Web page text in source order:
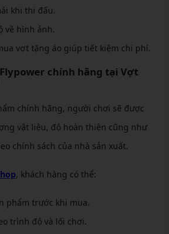
khi thi đấu.
về hình ảnh.
vợt tặng áo giúp tiết kiệm chi phí.
chính hãng tại Vợt
chính hãng, người chơi sẽ được
vật liệu, độ hoàn thiện cũng như
chính sách của nhà sản xuất.
, khách hàng có thể:
phẩm trước khi mua.
trình độ và lối chơi.